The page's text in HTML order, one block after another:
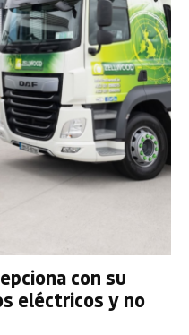
con su
eléctricos y no